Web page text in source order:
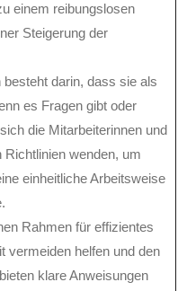
einem reibungslosen
Steigerung der
darin, dass sie als
es Fragen gibt oder
die Mitarbeiterinnen und
wenden, um
einheitliche Arbeitsweise
Rahmen für effizientes
vermeiden helfen und den
klare Anweisungen